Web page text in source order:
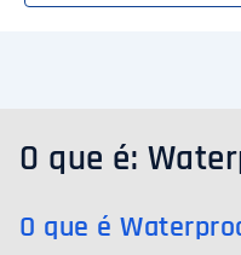
O que é:
O que é